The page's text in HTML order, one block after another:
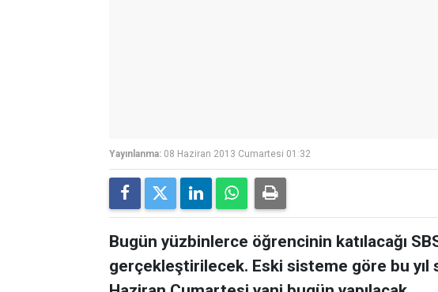
Yayınlanma: 08 Haziran 2013 Cumartesi 01:32
Bugün yüzbinlerce öğrencinin katılacağı
gerçekleştirilecek. Eski sisteme göre bu yıl